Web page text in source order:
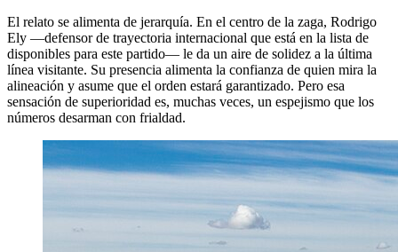
El relato se alimenta de jerarquía. En el centro de la zaga, Rodrigo
Ely —defensor de trayectoria internacional que está en la lista de
disponibles para este partido— le da un aire de solidez a la última
línea visitante. Su presencia alimenta la confianza de quien mira la
alineación y asume que el orden estará garantizado. Pero esa
sensación de superioridad es, muchas veces, un espejismo que los
números desarman con frialdad.